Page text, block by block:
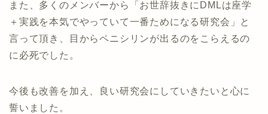
また、多くのメンバーから「お世辞抜きにDMLは座学
＋実践を本気でやっていて一番ためになる研究会」と
言って頂き、目からペニシリンが出るのをこらえるの
に必死でした。
今後も改善を加え、良い研究会にしていきたいと心に
誓いました。